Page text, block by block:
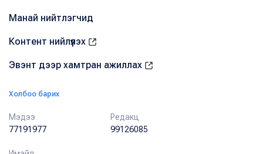
Манай нийтлэгчид
Контент нийлүүлэх
Эвэнт дээр хамтран ажиллах
Холбоо барих
Мэдээ
77191977
Редакц
99126085